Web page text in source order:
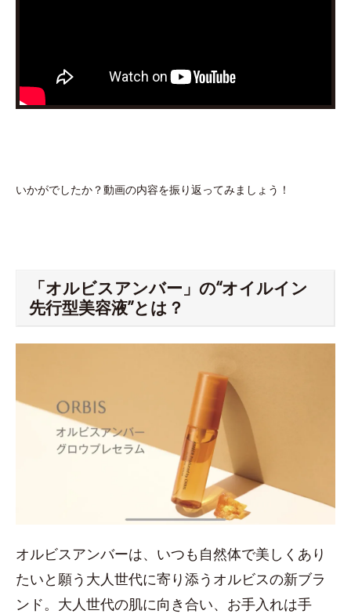
いかがでしたか？動画の内容を振り返ってみましょう！
「オルビスアンバー」の“オイルイン
先行型美容液”とは？
オルビスアンバーは、いつも⾃然体で美しくあり
たいと願う⼤⼈世代に寄り添うオルビスの新ブラ
ンド。大人世代の肌に向き合い、お手入れは⼿